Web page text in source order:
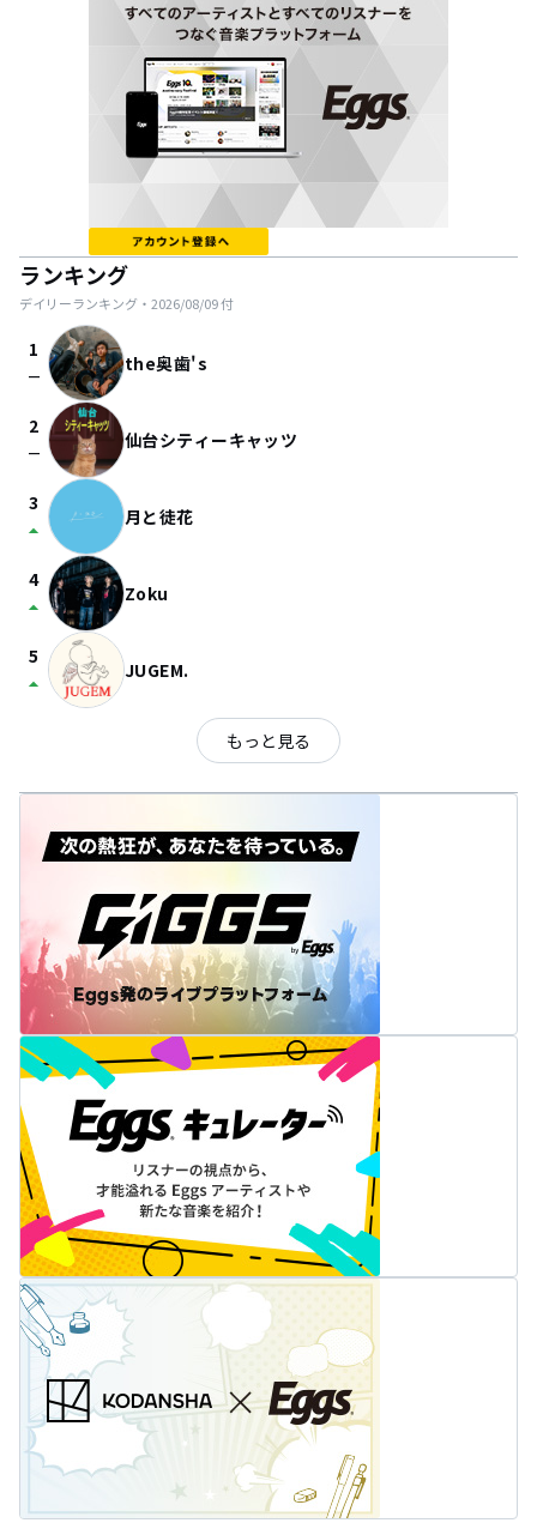
ランキング
デイリーランキング・ 2026/08/09付
1
check_indeterminate_small the奥歯's
2
check_indeterminate_small 仙台シティーキャッツ
3
arrow_drop_up 月と徒花
4
arrow_drop_up Zoku
5
arrow_drop_up JUGEM.
もっと見る